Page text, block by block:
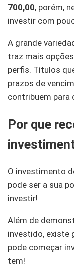
700,00, porém,
investir com
A grande
traz mais
perfis. Títulos
prazos de
contribuem para
Por que
O investimento
pode ser a sua
investir!
Além de
investido, existe
pode começar
tem!